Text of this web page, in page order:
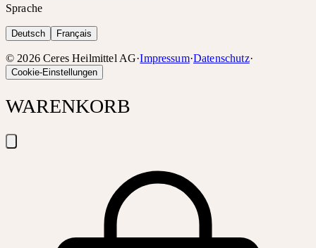
Sprache
Deutsch Français
© 2026 Ceres Heilmittel AG·Impressum·Datenschutz·
Cookie-Einstellungen
WARENKORB